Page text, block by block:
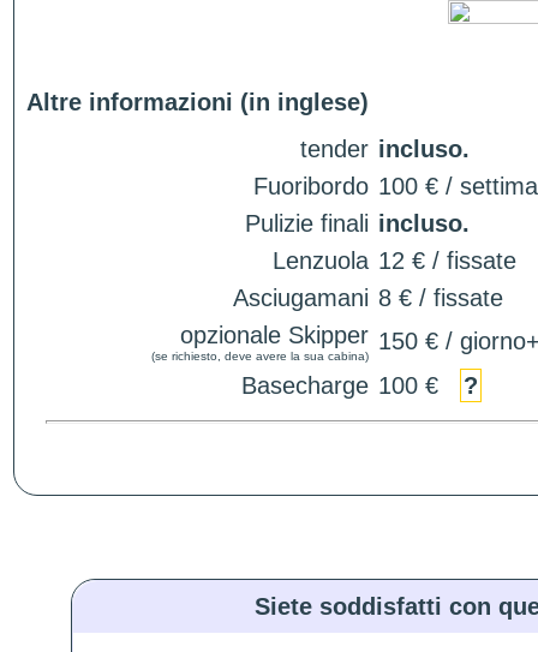
Altre informazioni (in inglese)
tender incluso.
Fuoribordo 100 € /
Pulizie finali incluso.
Lenzuola 12 € / fissate
Asciugamani 8 € / fissate
opzionale Skipper
(se richiesto, deve avere la sua cabina)
150 € /
Basecharge 100 € ?
Siete soddisfatti con